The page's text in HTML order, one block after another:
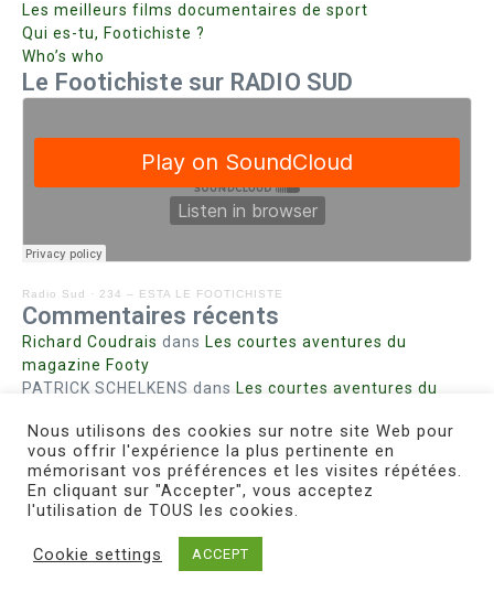
Les meilleurs films documentaires de sport
Qui es-tu, Footichiste ?
Who’s who
Le Footichiste sur RADIO SUD
Radio Sud · 234 – ESTA LE FOOTICHISTE
Commentaires récents
Richard Coudrais dans Les courtes aventures du
magazine Footy
PATRICK SCHELKENS dans Les courtes aventures du
Bohn fabiennedans Intrigues sanglantes à Mulhouse
Steph. RUTA dansLust for Nice
MIRMANDdansPieds agiles et champignons
Copyright © 2026 Le Footichiste | Réalisé par
Nous utilisons des cookies sur notre site Web pour
vous offrir l'expérience la plus pertinente en
mémorisant vos préférences et les visites répétées.
En cliquant sur "Accepter", vous acceptez
l'utilisation de TOUS les cookies.
Cookie settings ACCEPT